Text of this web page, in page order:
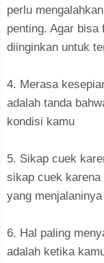
perlu
penting. Agar bisa
diinginkan untuk
4. Merasa
adalah tanda
kondisi kamu
5. Sikap cuek
sikap cuek karena
yang menjalaninya
6. Hal paling
adalah ketika